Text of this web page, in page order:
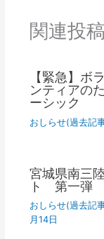
関連投稿
【緊急】
ンティアの
ーシック
おしらせ(過去記
宮城県南三
ト 第一弾
おしらせ(過去記
月14日